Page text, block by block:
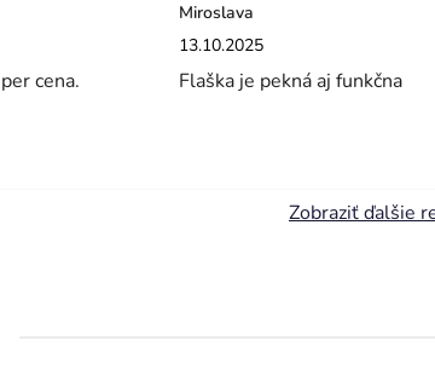
5 z 5 hviezdičiek.
cena.
Miroslava
Hodnotenie obchodu je 5 z 5
13.10.2025
Flaška je pekná aj funkčna
Zobraziť ďalšie